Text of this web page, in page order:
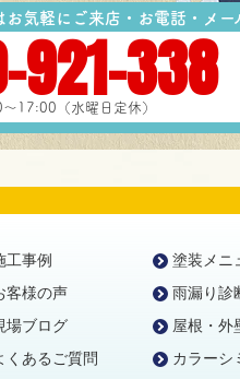
お気軽にご来店・お電話・メー
921-338
17:00（水曜日定休）
工事例
客様の声
場ブログ
くあるご質問
塗装メニ
雨漏り診
屋根・外
カラーシ